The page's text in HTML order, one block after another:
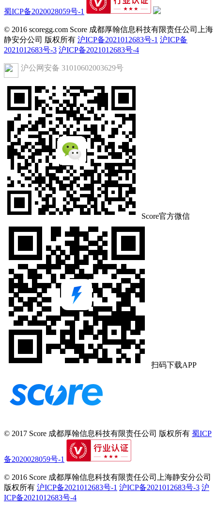
蜀ICP备2020028059号-1
© 2016 scoregg.com Score 成都厚翰信息科技有限责任公司上海
静安分公司 版权所有 沪ICP备2021012683号-1 沪ICP备
2021012683号-3 沪ICP备2021012683号-4
沪公网安备 31010602003629号
Score官方微信
扫码下载APP
© 2017 Score 成都厚翰信息科技有限责任公司 版权所有 蜀ICP
备2020028059号-1
© 2016 Score 成都厚翰信息科技有限责任公司上海静安分公司
版权所有 沪ICP备2021012683号-1 沪ICP备2021012683号-3 沪
ICP备2021012683号-4